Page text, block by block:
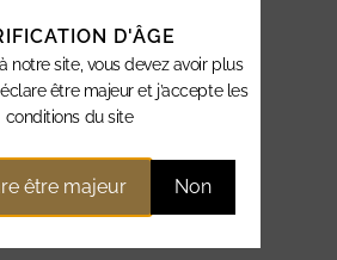
D'ÂGE
notre site, vous devez avoir plus
être majeur et j’accepte les
conditions du site
être majeur Non